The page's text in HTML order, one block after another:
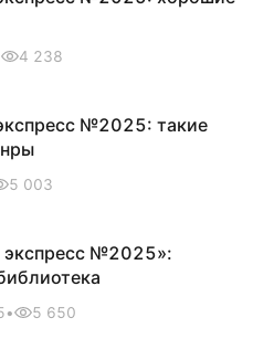
4 238
№2025: такие
5 003
№2025»:
• 5 650